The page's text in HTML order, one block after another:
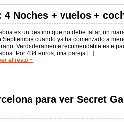
Noches + vuelos +
es un destino que no debe faltar, un
Septiembre cuando ya ha comenzado a
Verdaderamente recomendable este
Por 434 euros, una pareja [...]
el resto »
para ver Secret